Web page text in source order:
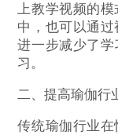
上教学视频的
中，也可以通过
进一步减少了
习。
二、提高瑜伽行
传统瑜伽行业在